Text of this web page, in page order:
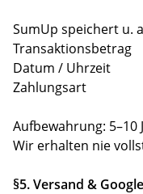
SumUp speichert u.
Transaktionsbetrag
Datum / Uhrzeit
Zahlungsart
Aufbewahrung: 5–10
Wir erhalten nie
§5. Versand &